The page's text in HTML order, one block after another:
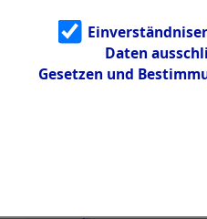
Identifizierun
g
5.3.3
Todesmärsch
Daten
Gesetzen und